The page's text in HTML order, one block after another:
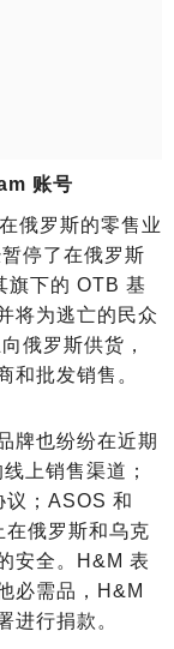
账号
罗斯的零售业
停了在俄罗斯
旗下的 OTB 基
将为逃亡的民众
俄罗斯供货，
和批发销售。
也纷纷在近期
上销售渠道；
；ASOS 和
在俄罗斯和乌克
安全。H&M 表
必需品，H&M
进行捐款。